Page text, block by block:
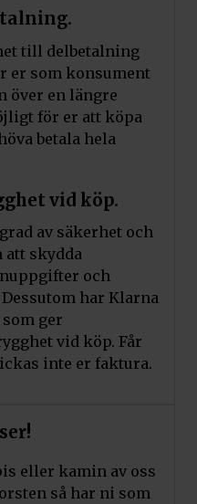
till delbetalning
er som konsument
över en längre
för er att köpa
betala hela
vid köp.
av säkerhet och
att skydda
och
har Klarna
ger
vid köp. Får
inte er faktura.
eller kamin av oss
så har ni som